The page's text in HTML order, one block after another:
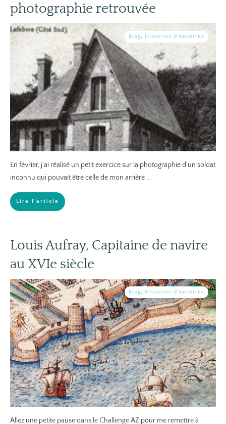
photographie retrouvée
Blog, Histoires d'Ancêtres
En février, j’ai réalisé un petit exercice sur la photographie d’un soldat
inconnu qui pouvait être celle de mon arrière ...
Lire l'article
Louis Aufray, Capitaine de navire
au XVIe siècle
Blog, Histoires d'Ancêtres
Allez une petite pause dans le Challenge AZ pour me remettre à